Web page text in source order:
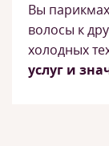
Вы
волосы к
холодных
услуг и